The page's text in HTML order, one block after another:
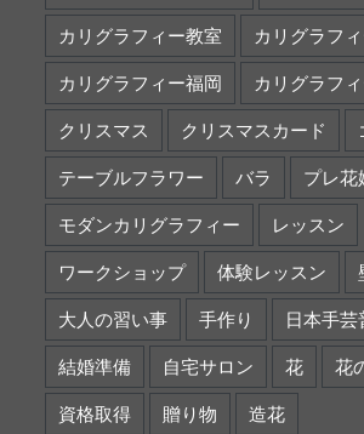
カリグラフィー教室 カリグラフ
カリグラフィー福岡 カリグラフ
クリスマス クリスマスカード
テーブルフラワー バラ プレ花
モダンカリグラフィー レッスン
ワークショップ 体験レッスン
大人の習い事 手作り 日本手芸
結婚準備 自宅サロン 花 花
資格取得 贈り物 造花